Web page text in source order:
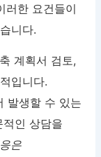
러한 요건들이
니다.
계획서 검토,
입니다.
발생할 수 있는
인 상담을
은